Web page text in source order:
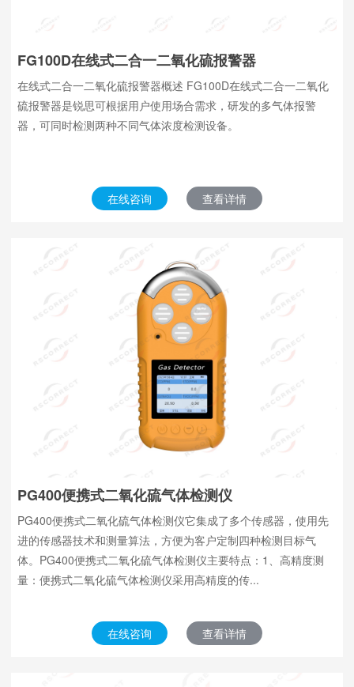
FG100D在线式二合一二氧化硫报警器
在线式二合一二氧化硫报警器概述 FG100D在线式二合一二氧化
硫报警器是锐思可根据用户使用场合需求，研发的多气体报警
器，可同时检测两种不同气体浓度检测设备。
在线咨询 查看详情
PG400便携式二氧化硫气体检测仪
PG400便携式二氧化硫气体检测仪它集成了多个传感器，使用先
进的传感器技术和测量算法，方便为客户定制四种检测目标气
体。PG400便携式二氧化硫气体检测仪主要特点：1、高精度测
量：便携式二氧化硫气体检测仪采用高精度的传...
在线咨询 查看详情